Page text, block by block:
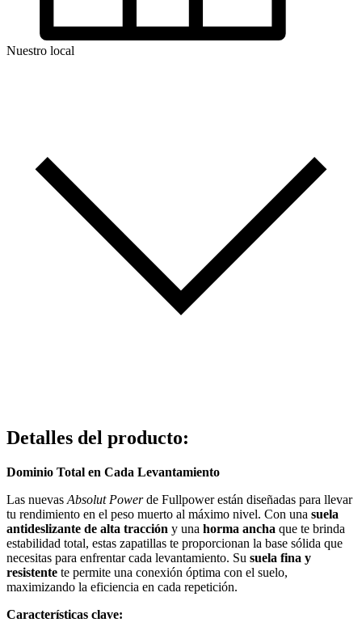
Nuestro local
Detalles del producto:
Dominio Total en Cada Levantamiento
Las nuevas Absolut Powerde Fullpower están diseñadas para llevar
tu rendimiento en el peso muerto al máximo nivel. Con una suela
antideslizante de alta tracción y una horma ancha que te brinda
estabilidad total, estas zapatillas te proporcionan la base sólida que
necesitas para enfrentar cada levantamiento. Su suela fina y
resistente te permite una conexión óptima con el suelo,
maximizando la eficiencia en cada repetición.
Características clave: